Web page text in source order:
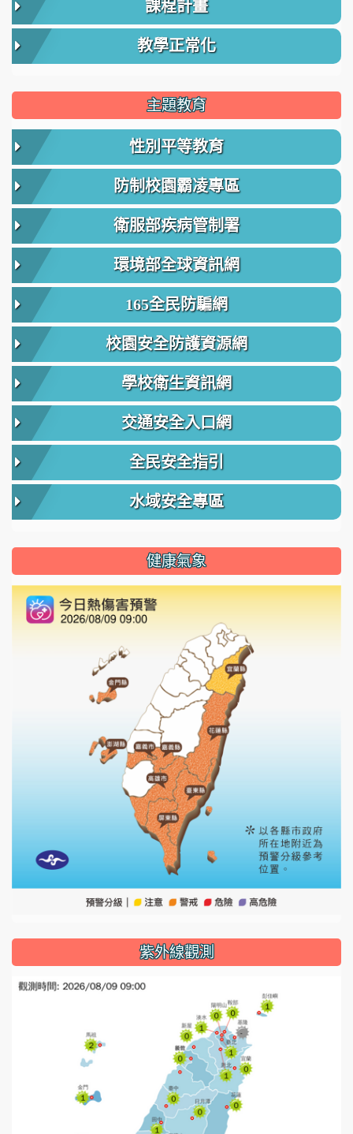
課程計畫
教學正常化
主題教育
性別平等教育
防制校園霸凌專區
衛服部疾病管制署
環境部全球資訊網
165全民防騙網
校園安全防護資源網
學校衛生資訊網
交通安全入口網
全民安全指引
水域安全專區
健康氣象
紫外線觀測